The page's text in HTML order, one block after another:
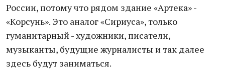
России, потому что рядом здание «Артека» -
«Корсунь». Это аналог «Сириуса», только
гуманитарный - художники, писатели,
музыканты, будущие журналисты и так далее
здесь будут заниматься.